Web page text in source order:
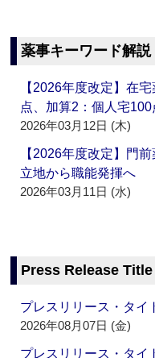
薬事キーワード解説
【2026年度改定】在
点、加算2：個人宅
2026年03月12日 (木)
【2026年度改定】門
立地から職能発揮へ
2026年03月11日 (水)
Press Release
プレスリリース・タ
2026年08月07日 (金)
プレスリリース・タ